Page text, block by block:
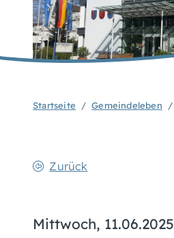
Startseite Gemeindeleben
Zurück
Mittwoch, 11.06.2025